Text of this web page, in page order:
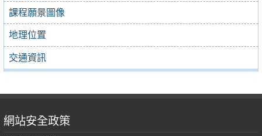
課程願景圖像
地理位置
交通資訊
網站安全政策